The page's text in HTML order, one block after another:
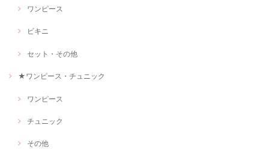
ワンピース
ビキニ
セット・その他
★ワンピース・チュニック
ワンピース
チュニック
その他